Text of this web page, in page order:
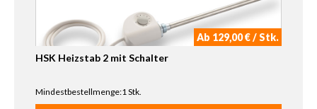
Ab 129,00 € / Stk.
HSK Heizstab 2 mit Schalter
Mindestbestellmenge:1 Stk.